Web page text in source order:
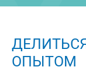
ОПЫТОМ